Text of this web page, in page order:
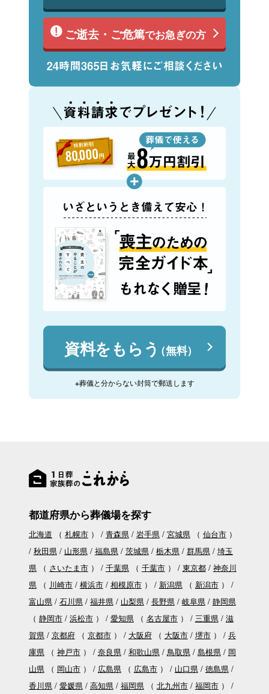
ご逝去・ご危篤でお急ぎの方
資料をもらう（無料）
※葬儀と分からない封筒で郵送します
都道府県から葬儀場を探す
北海道 （ 札幌市） 青森県 岩手県 宮城県（ 仙台市）
秋田県
山形県 福島県 茨城県 栃木県 群馬県
埼玉
県（ さいたま市） 千葉県（ 千葉市） 東京都
神奈川
県（ 川崎市 横浜市 相模原市） 新潟県（ 新潟市）
富山県
石川県 福井県 山梨県 長野県 岐阜県
静岡県
（ 静岡市 浜松市） 愛知県（ 名古屋市） 三重県
滋
賀県
京都府（ 京都市） 大阪府（ 大阪市 堺市）
兵
庫県（ 神戸市） 奈良県 和歌山県 鳥取県 島根県
岡
山県（ 岡山市） 広島県（ 広島市） 山口県
徳島県
香川県
愛媛県 高知県 福岡県（ 北九州市 福岡市）